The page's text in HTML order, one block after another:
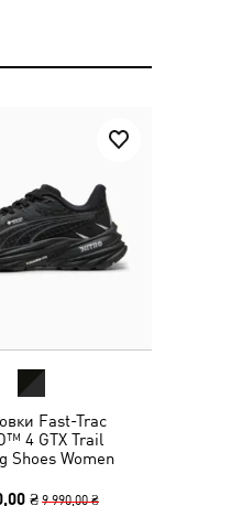
Fast-Trac
4 GTX Trail
Shoes Women
₴ 9 990,00 ₴